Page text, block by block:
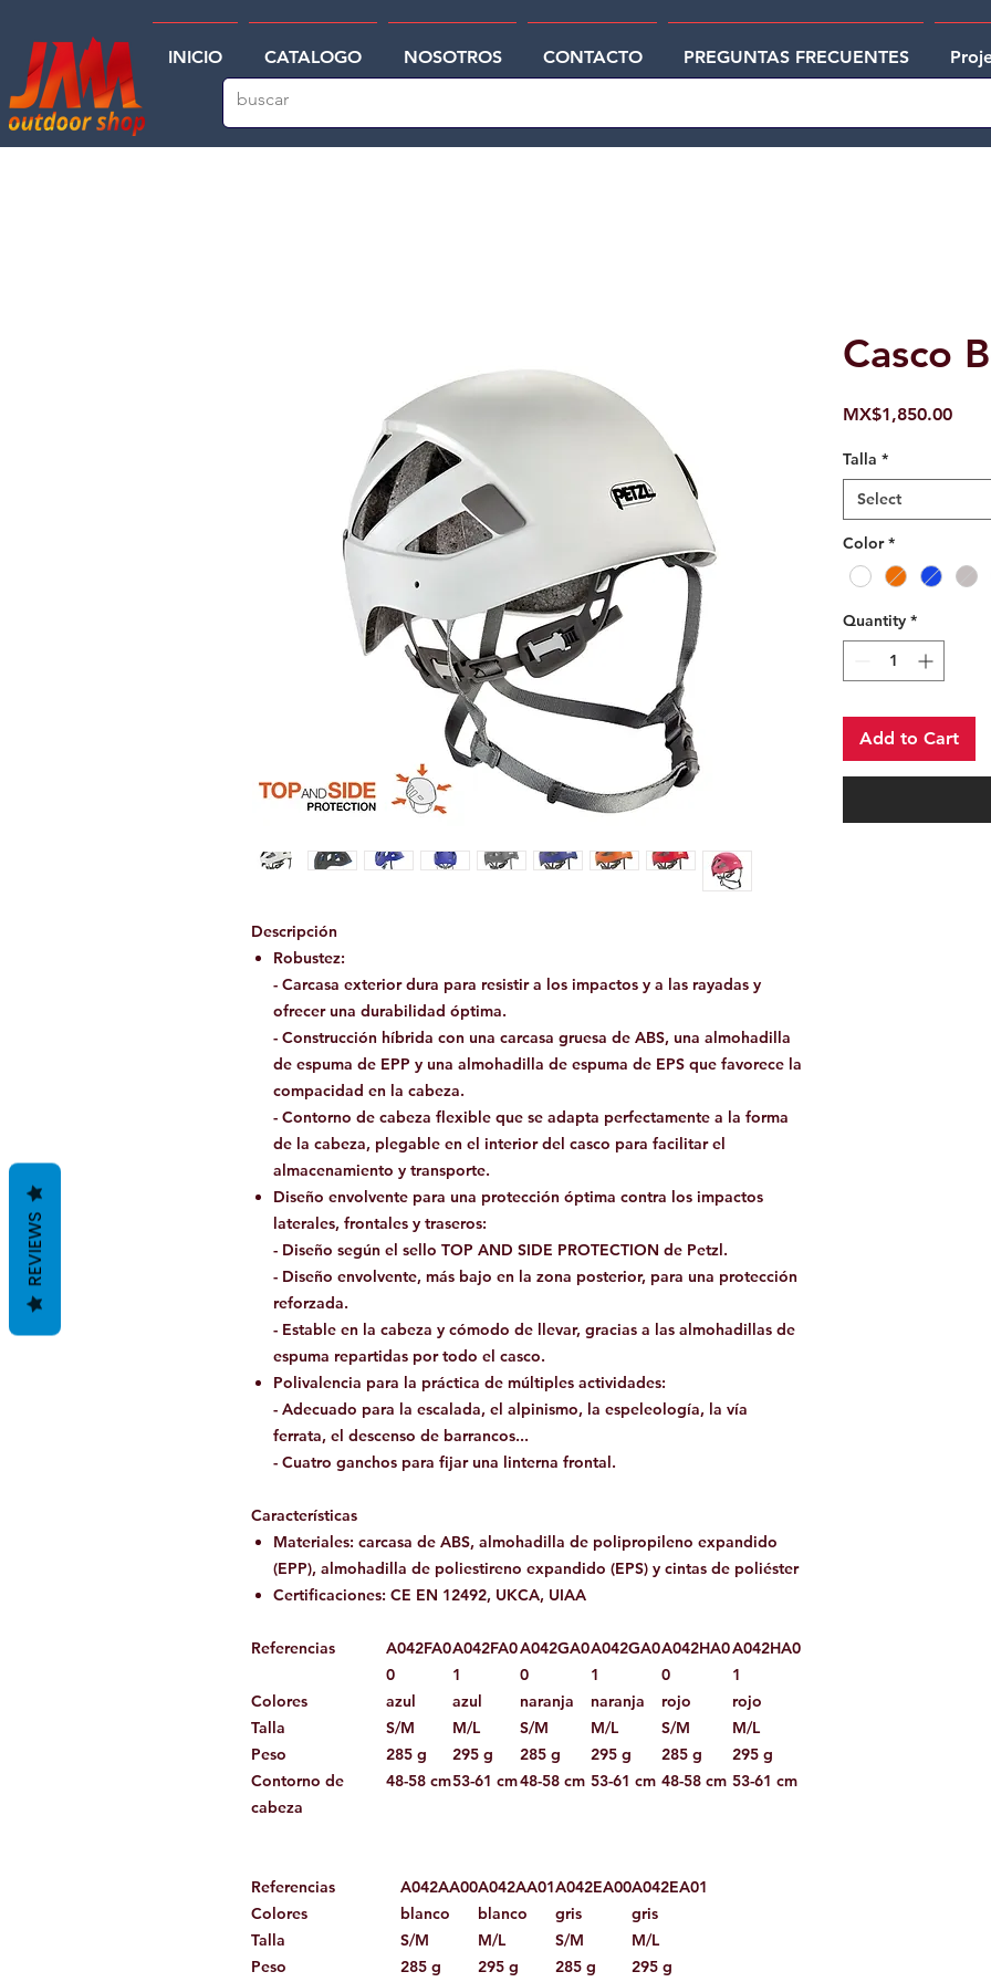
INICIO CATALOGO NOSOTROS CONTACTO PREGUNTAS FRECUENTES
Descripción
Robustez:
- Carcasa exterior dura para resistir a los impactos y a las rayadas y
ofrecer una durabilidad óptima.
- Construcción híbrida con una carcasa gruesa de ABS, una almohadilla
de espuma de EPP y una almohadilla de espuma de EPS que favorece la
compacidad en la cabeza.
- Contorno de cabeza flexible que se adapta perfectamente a la forma
de la cabeza, plegable en el interior del casco para facilitar el
almacenamiento y transporte.
Diseño envolvente para una protección óptima contra los impactos
laterales, frontales y traseros:
- Diseño según el sello TOP AND SIDE PROTECTION de Petzl.
- Diseño envolvente, más bajo en la zona posterior, para una protección
reforzada.
- Estable en la cabeza y cómodo de llevar, gracias a las almohadillas de
espuma repartidas por todo el casco.
Polivalencia para la práctica de múltiples actividades:
- Adecuado para la escalada, el alpinismo, la espeleología, la vía
ferrata, el descenso de barrancos...
- Cuatro ganchos para fijar una linterna frontal.
Características
Materiales: carcasa de ABS, almohadilla de polipropileno expandido
(EPP), almohadilla de poliestireno expandido (EPS) y cintas de poliéster
Certificaciones: CE EN 12492, UKCA, UIAA
Referencias
A042FA0
0
A042FA0
1
A042GA0
0
A042GA0
1
A042HA0
0
A042HA0
1
Colores
azul azul naranja naranja rojo
rojo
Talla
S/M M/L S/M M/L S/M
M/L
Peso
285 g 295 g 285 g 295 g 285 g
295 g
Contorno de
cabeza
48-58 cm53-61 cm48-58 cm 53-61 cm 48-58 cm 53-61 cm
Referencias A042AA00A042AA01A042EA00A042EA01
Colores
blanco blanco gris
gris
Talla
S/M M/L S/M
M/L
Peso
285 g 295 g 285 g 295 g
Casco
MX$1,850.00Price
Talla *
Select
Color *
Quantity *
Add to Cart
REVIEWS